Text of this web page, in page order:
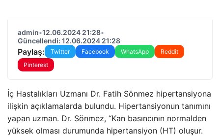
admin•12.06.2024 21:28•
Güncellendi: 12.06.2024 21:28
Paylaş: Twitter Facebook WhatsApp
Reddit
Pinterest
İç Hastalıkları Uzmanı Dr. Fatih Sönmez hipertansiyona
ilişkin açıklamalarda bulundu. Hipertansiyonun tanımını
yapan uzman. Dr. Sönmez, “Kan basıncının normalden
yüksek olması durumunda hipertansiyon (HT) oluşur.